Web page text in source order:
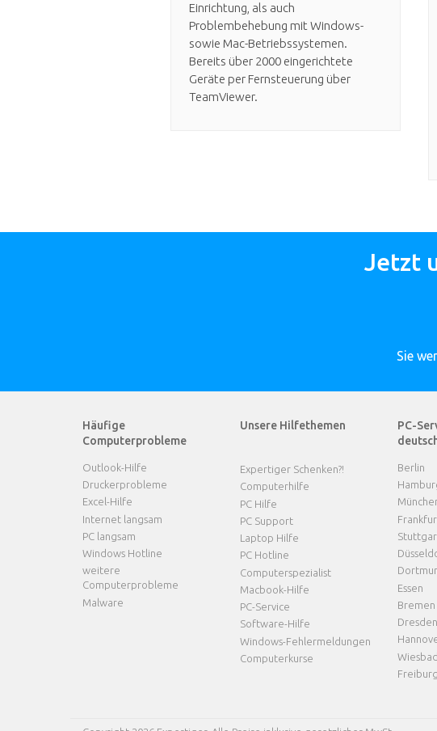
Einrichtung, als auch
Problembehebung mit Windows-
sowie Mac-Betriebssystemen.
Bereits über 2000 eingerichtete
Geräte per Fernsteuerung über
TeamViewer.
Jetzt
Sie
Häufige
Computerprobleme
Outlook-Hilfe
Druckerprobleme
Excel-Hilfe
Internet langsam
PC langsam
Windows Hotline
weitere
Computerprobleme
Malware
Unsere Hilfethemen
Expertiger Schenken?!
Computerhilfe
PC Hilfe
PC Support
Laptop Hilfe
PC Hotline
Computerspezialist
Macbook-Hilfe
PC-Service
Software-Hilfe
Windows-Fehlermeldungen
Computerkurse
PC-
Berlin
Essen
Bremen
Dresden
Freiburg